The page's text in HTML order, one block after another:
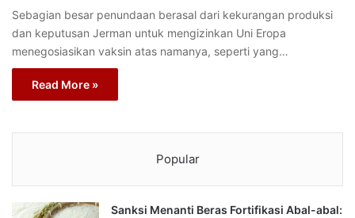
Sebagian besar penundaan berasal dari kekurangan produksi
dan keputusan Jerman untuk mengizinkan Uni Eropa
menegosiasikan vaksin atas namanya, seperti yang…
Read More »
Popular
Sanksi Menanti Beras Fortifikasi Abal-abal: